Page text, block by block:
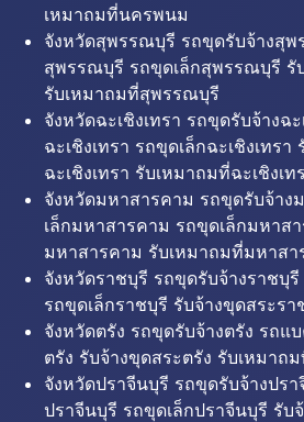
เหมาถมที่นครพนม
จังหวัดสุพรรณบุรี รถขุดรับจ้างสุพ
สุพรรณบุรี รถขุดเล็กสุพรรณบุรี รั
รับเหมาถมที่สุพรรณบุรี
จังหวัดฉะเชิงเทรา รถขุดรับจ้างฉ
ฉะเชิงเทรา รถขุดเล็กฉะเชิงเทรา
ฉะเชิงเทรา รับเหมาถมที่ฉะเชิงเท
จังหวัดมหาสารคาม รถขุดรับจ้าง
เล็กมหาสารคาม รถขุดเล็กมหาส
มหาสารคาม รับเหมาถมที่มหาสา
จังหวัดราชบุรี รถขุดรับจ้างราชบุ
รถขุดเล็กราชบุรี รับจ้างขุดสระร
จังหวัดตรัง รถขุดรับจ้างตรัง รถแ
ตรัง รับจ้างขุดสระตรัง รับเหมาถ
จังหวัดปราจีนบุรี รถขุดรับจ้างปร
ปราจีนบุรี รถขุดเล็กปราจีนบุรี รับ